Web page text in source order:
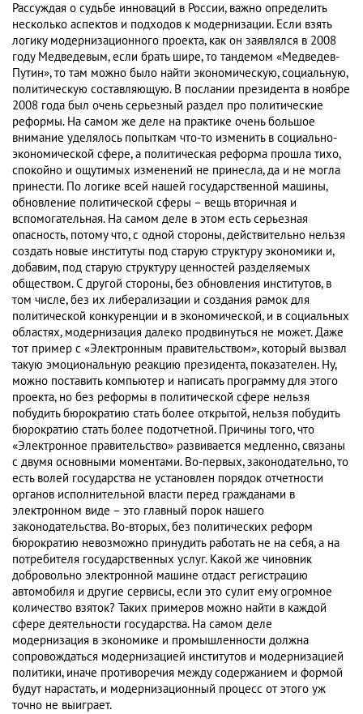
Рассуждая о судьбе инноваций в России, важно определить
несколько аспектов и подходов к модернизации. Если взять
логику модернизационного проекта, как он заявлялся в 2008
году Медведевым, если брать шире, то тандемом «Медведев-
Путин», то там можно было найти экономическую, социальную,
политическую составляющую. В послании президента в ноябре
2008 года был очень серьезный раздел про политические
реформы. На самом же деле на практике очень большое
внимание уделялось попыткам что-то изменить в социально-
экономической сфере, а политическая реформа прошла тихо,
спокойно и ощутимых изменений не принесла, да и не могла
принести. По логике всей нашей государственной машины,
обновление политической сферы – вещь вторичная и
вспомогательная. На самом деле в этом есть серьезная
опасность, потому что, с одной стороны, действительно нельзя
создать новые институты под старую структуру экономики и,
добавим, под старую структуру ценностей разделяемых
обществом. С другой стороны, без обновления институтов, в
том числе, без их либерализации и создания рамок для
политической конкуренции и в экономической, и в социальных
областях, модернизация далеко продвинуться не может. Даже
тот пример с «Электронным правительством», который вызвал
такую эмоциональную реакцию президента, показателен. Ну,
можно поставить компьютер и написать программу для этого
проекта, но без реформы в политической сфере нельзя
побудить бюрократию стать более открытой, нельзя побудить
бюрократию стать более подотчетной. Причины того, что
«Электронное правительство» развивается медленно, связаны
с двумя основными моментами. Во-первых, законодательно, то
есть волей государства не установлен порядок отчетности
органов исполнительной власти перед гражданами в
электронном виде – это главный порок нашего
законодательства. Во-вторых, без политических реформ
бюрократию невозможно принудить работать не на себя, а на
потребителя государственных услуг. Какой же чиновник
добровольно электронной машине отдаст регистрацию
автомобиля и другие сервисы, если это сулит ему огромное
количество взяток? Таких примеров можно найти в каждой
сфере деятельности государства. На самом деле
модернизация в экономике и промышленности должна
сопровождаться модернизацией институтов и модернизацией
политики, иначе противоречия между содержанием и формой
будут нарастать, и модернизационный процесс от этого уж
точно не выиграет.